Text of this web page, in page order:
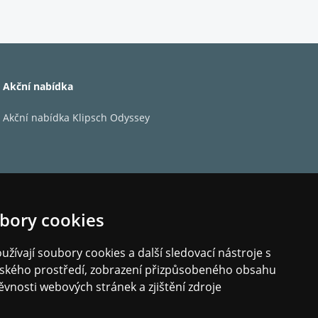
cookies
soubory cookies a další sledovací nástroje s
prostředí, zobrazení přizpůsobeného obsahu
webových stránek a zjištění zdroje
hrotech
nebude svým duněním obtěžovat
Akční nabídka
Akční nabídka Klipsch Odyssey